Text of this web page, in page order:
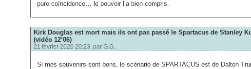
pure coïncidence… le pouvoir l’a bien compris.
Kirk Douglas est mort mais ils ont pas passé le Spartacus de Stanley
(vidéo 12’06)
21 février 2020 20:23, par G.G.
Si mes souvenirs sont bons, le scénario de SPARTACUS est de Dalton